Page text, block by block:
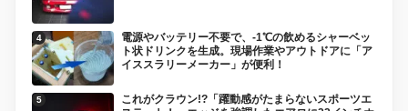
電源やバッテリー不要で、-1℃の飲めるシャーベッ
ト状ドリンクを生成。現場作業やアウトドアに「ア
イススラリーメーカー」が便利！
これがクラウン!?「躍動感がたまらないスポーツエ